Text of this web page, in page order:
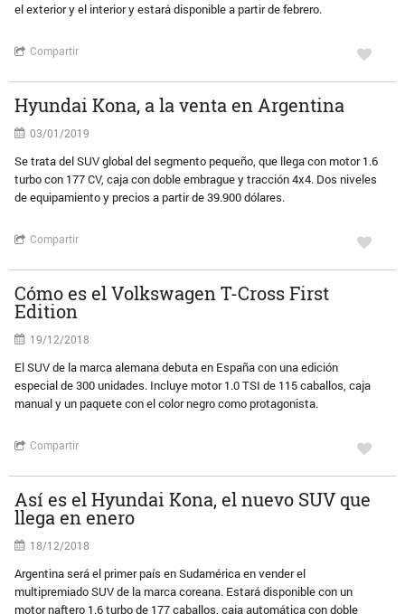
el exterior y el interior y estará disponible a partir de febrero.
Compartir
Hyundai Kona, a la venta en Argentina
03/01/2019
Se trata del SUV global del segmento pequeño, que llega con motor 1.6
turbo con 177 CV, caja con doble embrague y tracción 4x4. Dos niveles
de equipamiento y precios a partir de 39.900 dólares.
Compartir
Cómo es el Volkswagen T-Cross First
Edition
19/12/2018
El SUV de la marca alemana debuta en España con una edición
especial de 300 unidades. Incluye motor 1.0 TSI de 115 caballos, caja
manual y un paquete con el color negro como protagonista.
Compartir
Así es el Hyundai Kona, el nuevo SUV que
llega en enero
18/12/2018
Argentina será el primer país en Sudamérica en vender el
multipremiado SUV de la marca coreana. Estará disponible con un
motor naftero 1.6 turbo de 177 caballos, caja automática con doble